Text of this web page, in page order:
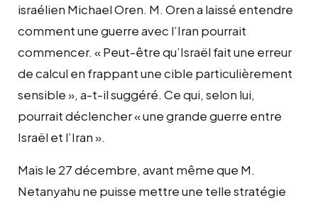
israélien Michael Oren. M. Oren a laissé entendre
comment une guerre avec l’Iran pourrait
commencer. « Peut-être qu’Israël fait une erreur
de calcul en frappant une cible particulièrement
sensible », a-t-il suggéré. Ce qui, selon lui,
pourrait déclencher « une grande guerre entre
Israël et l’Iran ».
Mais le 27 décembre, avant même que M.
Netanyahu ne puisse mettre une telle stratégie